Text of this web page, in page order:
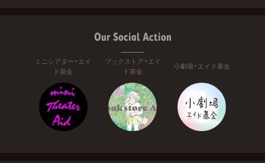
Our Social Action
ミニシアター・エイ
ド基金
ブックストア・エイ
ド基金
小劇場・エイド基金